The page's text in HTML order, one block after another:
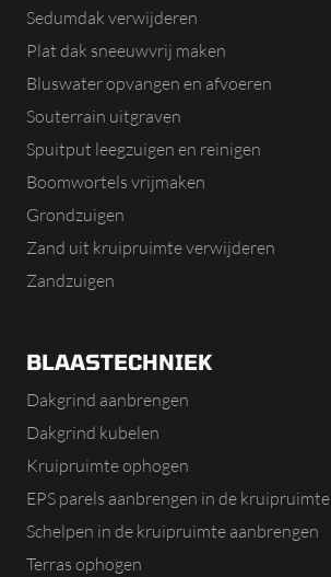
Sedumdak verwijderen
Plat dak sneeuwvrij maken
Bluswater opvangen en afvoeren
Souterrain uitgraven
Spuitput leegzuigen en reinigen
Boomwortels vrijmaken
Grondzuigen
Zand uit kruipruimte verwijderen
Zandzuigen
BLAASTECHNIEK
Dakgrind aanbrengen
Dakgrind kubelen
Kruipruimte ophogen
EPS parels aanbrengen in de kruipruimte
Schelpen in de kruipruimte aanbrengen
Terras ophogen